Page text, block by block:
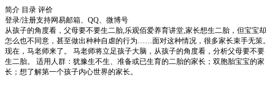
简介 目录 评价
登录/注册支持网易邮箱、QQ、微博号
从孩子的角度看，父母要不要生二胎,乐观佰爱养育讲堂,家长想生二胎，但宝宝却
怎么也不同意，甚至做出种种自虐的行为……面对这种情况，很多家长束手无策。
现在，马老师来了。 马老师将立足孩子大脑，从孩子的角度看，分析父母要不要
生二胎。 适用人群：犹豫生不生、准备或已生育的二胎的家长；双胞胎宝宝的家
长；想了解第一个孩子内心世界的家长。